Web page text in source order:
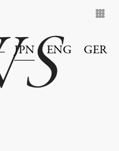
JPN ENG GER
S